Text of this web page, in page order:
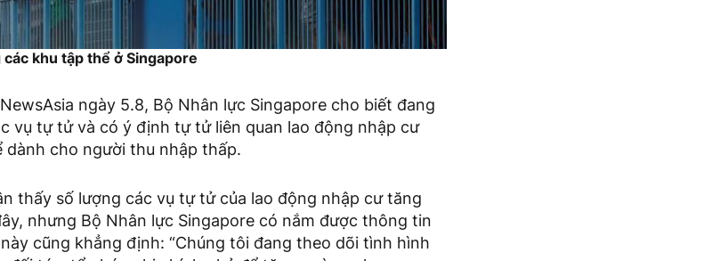
khu tập thể ở Singapore
ngày 5.8, Bộ Nhân lực Singapore cho biết đang
vụ tự tử và có ý định tự tử liên quan lao động nhập cư
cho người thu nhập thấp.
thấy số lượng các vụ tự tử của lao động nhập cư tăng
nhưng Bộ Nhân lực Singapore có nắm được thông tin
cũng khẳng định: “Chúng tôi đang theo dõi tình hình